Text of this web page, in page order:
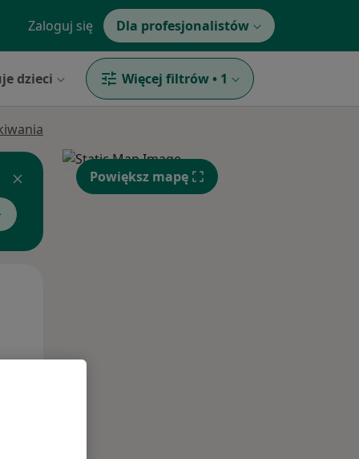
Zaloguj się Dla profesjonalistów
dzieci Więcej filtrów • 1
Powiększ mapę